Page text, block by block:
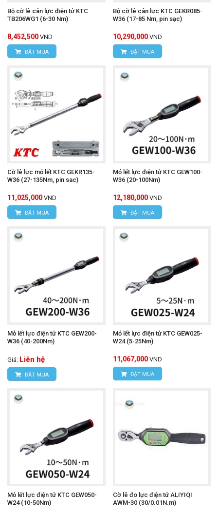
Bộ cờ lê cân lực điện tử KTC
TB206WG1 (6-30 Nm)
8,452,500 VND
ĐẶT MUA
Bộ cờ lê cân lực KTC GEKR085-
W36 (17-85 Nm, pin sạc)
10,290,000 VND
ĐẶT MUA
Cờ lê lực mỏ lết KTC GEKR135-
W36 (27-135Nm, pin sac)
11,025,000 VND
ĐẶT MUA
Mỏ lết lực điện tử KTC GEW100-
W36 (20-100Nm)
12,180,000 VND
ĐẶT MUA
Mỏ lết lực điện tử KTC GEW200-
W36 (40-200Nm)
Giá: Liên hệ
ĐẶT MUA
Mỏ lết lực điện tử KTC GEW025-
W24 (5-25Nm)
11,067,000 VND
ĐẶT MUA
Mỏ lết lực điện tử KTC GEW050-
W24 (10-50Nm)
Cờ lê đo lực điện tử ALIYIQI
AWM-30 (30/0.01N.m)